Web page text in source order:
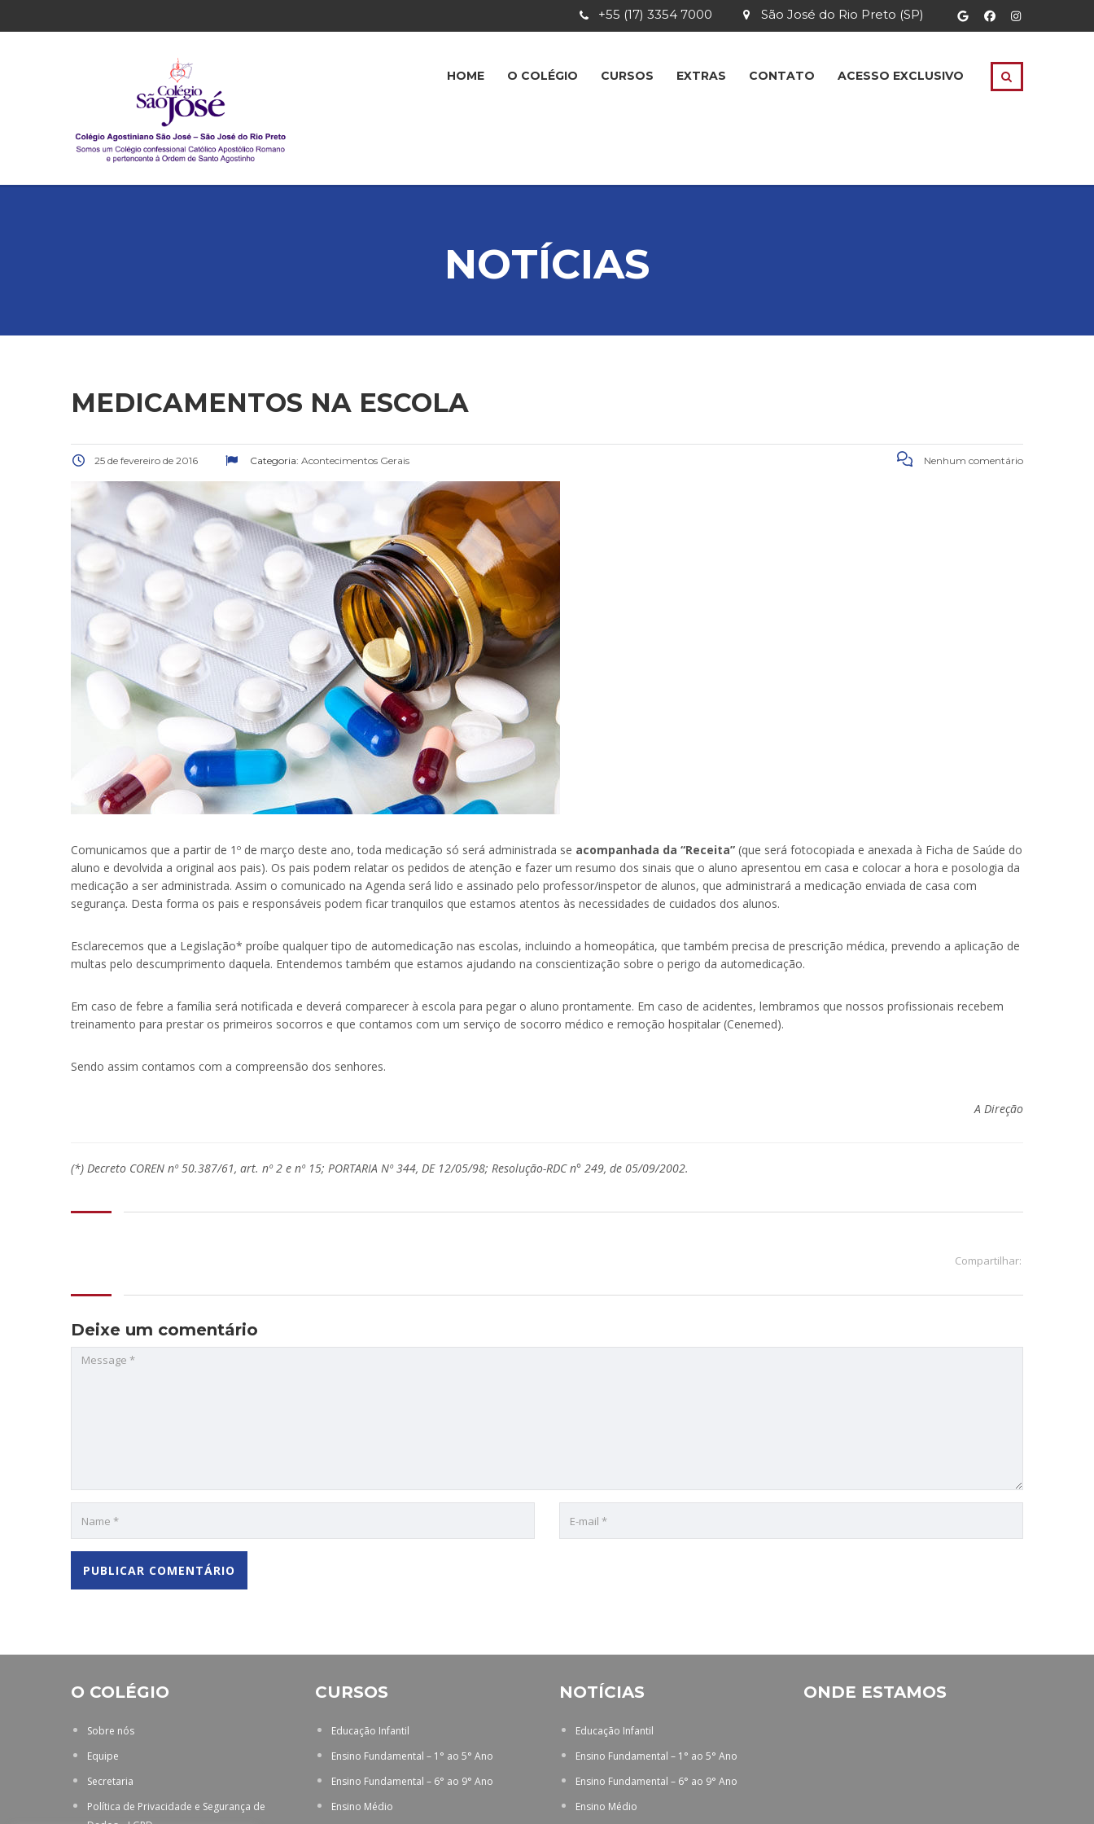
São José do Rio Preto (SP)
+55 (17) 3354 7000
HOME O COLÉGIO CURSOS EXTRAS CONTATO ACESSO EXCLUSIVO
NOTÍCIAS
MEDICAMENTOS NA ESCOLA
25 de fevereiro de 2016 Categoria: Acontecimentos Gerais Nenhum comentário
Comunicamos que a partir de 1º de março deste ano, toda medicação só será administrada se acompanhada da “Receita” (que será fotocopiada e anexada à Ficha de Saúde do
aluno e devolvida a original aos pais). Os pais podem relatar os pedidos de atenção e fazer um resumo dos sinais que o aluno apresentou em casa e colocar a hora e posologia da
medicação a ser administrada. Assim o comunicado na Agenda será lido e assinado pelo professor/inspetor de alunos, que administrará a medicação enviada de casa com
segurança. Desta forma os pais e responsáveis podem ficar tranquilos que estamos atentos às necessidades de cuidados dos alunos.
Esclarecemos que a Legislação* proíbe qualquer tipo de automedicação nas escolas, incluindo a homeopática, que também precisa de prescrição médica, prevendo a aplicação de
multas pelo descumprimento daquela. Entendemos também que estamos ajudando na conscientização sobre o perigo da automedicação.
Em caso de febre a família será notificada e deverá comparecer à escola para pegar o aluno prontamente. Em caso de acidentes, lembramos que nossos profissionais recebem
treinamento para prestar os primeiros socorros e que contamos com um serviço de socorro médico e remoção hospitalar (Cenemed).
Sendo assim contamos com a compreensão dos senhores.
A Direção
(*) Decreto COREN nº 50.387/61, art. nº 2 e nº 15; PORTARIA Nº 344, DE 12/05/98; Resolução-RDC n° 249, de 05/09/2002.
Compartilhar:
Deixe um comentário
O COLÉGIO
Sobre nós
Equipe
Secretaria
Política de Privacidade e Segurança de
CURSOS
Educação Infantil
Ensino Fundamental – 1° ao 5° Ano
Ensino Fundamental – 6° ao 9° Ano
Ensino Médio
NOTÍCIAS
Educação Infantil
Ensino Fundamental – 1° ao 5° Ano
Ensino Fundamental – 6° ao 9° Ano
Ensino Médio
ONDE ESTAMOS